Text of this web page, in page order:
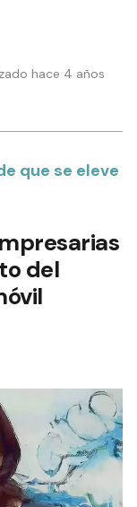
hace 4 años
que se eleve
del